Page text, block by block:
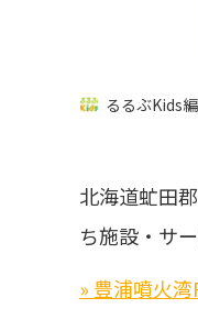
るるぶKids
北海道虻田
ち施設・サ
» 豊浦噴火